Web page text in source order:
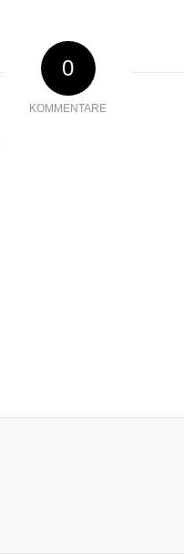
0
KOMMENTARE